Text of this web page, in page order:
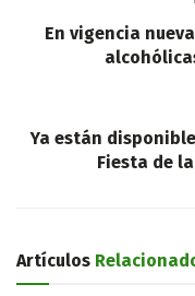
En vigencia
Ya están
Fiesta de
Artículos